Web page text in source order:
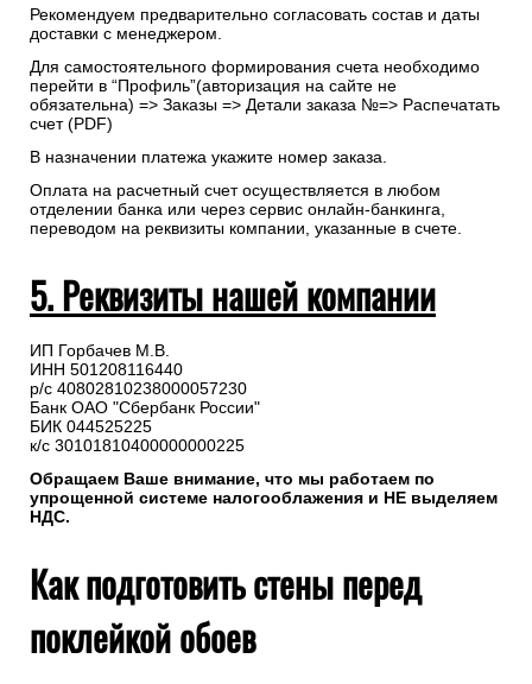
Рекомендуем предварительно согласовать состав и даты
доставки с менеджером.
Для самостоятельного формирования счета необходимо
перейти в “Профиль”(авторизация на сайте не
обязательна) => Заказы => Детали заказа №=> Распечатать
счет (PDF)
В назначении платежа укажите номер заказа.
Оплата на расчетный счет осуществляется в любом
отделении банка или через сервис онлайн-банкинга,
переводом на реквизиты компании, указанные в счете.
5. Реквизиты нашей компании
ИП Горбачев М.В.
ИНН 501208116440
р/с 40802810238000057230
Банк ОАО "Сбербанк России"
БИК 044525225
к/с 30101810400000000225
Обращаем Ваше внимание, что мы работаем по
упрощенной системе налогооблажения и НЕ выделяем
НДС.
Как подготовить стены перед
поклейкой обоев